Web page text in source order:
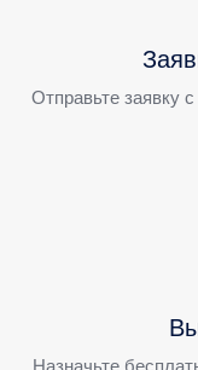
Отправьте заявку
Назначьте